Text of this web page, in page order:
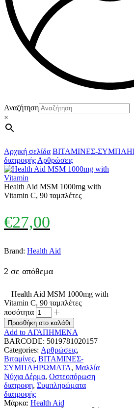
Αναζήτηση
×
Αρχική σελίδα ΒΙΤΑΜΙΝΕΣ-
διατροφής Αρθρώσεις
Health Aid MSM 1000mg with
Vitamin C, 90 ταμπλέτες
€27,00
Brand: Health Aid
2 σε απόθεμα
Health Aid MSM 1000mg with
Vitamin C, 90 ταμπλέτες
ποσότητα
Προσθήκη στο καλάθι
Add to ΑΓΑΠΗΜΕΝΑ
BARCODE: 5019781020157
Categories: Αρθρώσεις,
Βιταμίνες, ΒΙΤΑΜΙΝΕΣ-
ΣΥΜΠΛΗΡΩΜΑΤΑ, Μαλλία
Νύχια Δέρμα, Οστεοπόρωση
διατροφη, Συμπληρώματα
διατροφής
Μάρκα: Health Aid